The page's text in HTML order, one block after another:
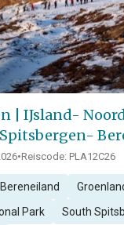
| IJsland-
•Reiscode: PLA12C26
Bereneiland
Park South